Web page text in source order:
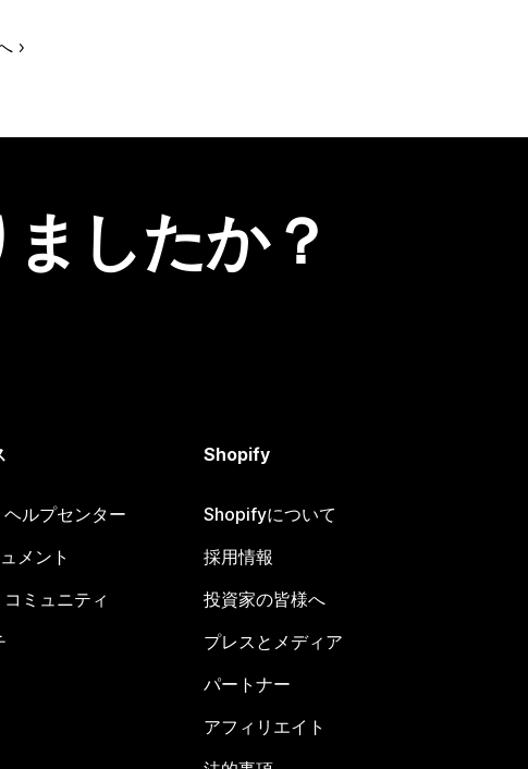
したか？
ルプセンター
メント
ミュニティ
Shopify
Shopifyについて
採用情報
投資家の皆様へ
プレスとメディア
パートナー
アフィリエイト